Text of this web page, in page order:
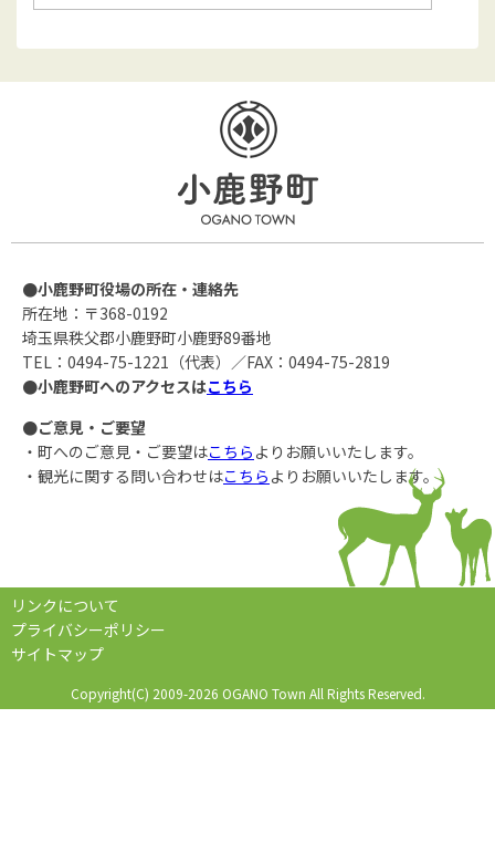
●小鹿野町役場の所在・連絡先
所在地：〒368-0192
埼玉県秩父郡小鹿野町小鹿野89番地
TEL：0494-75-1221（代表）／FAX：0494-75-2819
●小鹿野町へのアクセスはこちら
●ご意見・ご要望
・町へのご意見・ご要望はこちら よりお願いいたします。
・観光に関する問い合わせはこちら よりお願いいたします。
リンクについて
プライバシーポリシー
サイトマップ
Copyright(C) 2009-2026 OGANO Town All Rights Reserved.